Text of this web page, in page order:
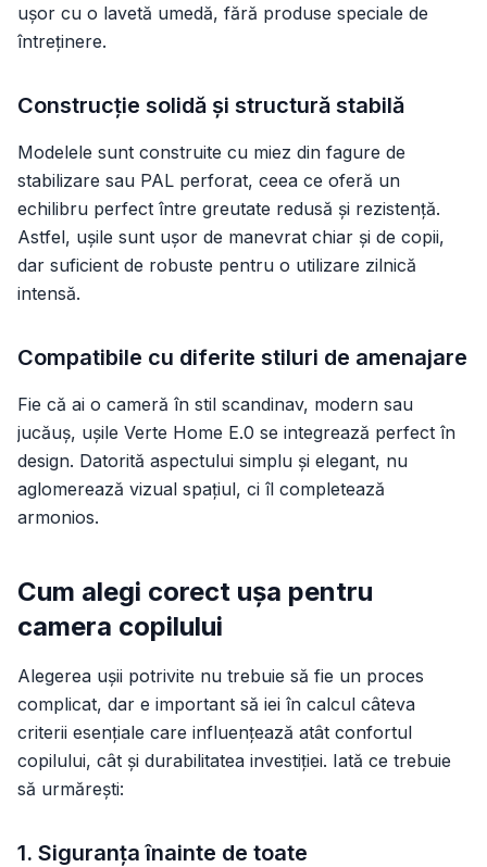
ușor cu o lavetă umedă, fără produse speciale de
întreținere.
Construcție solidă și structură stabilă
Modelele sunt construite cu miez din fagure de
stabilizare sau PAL perforat, ceea ce oferă un
echilibru perfect între greutate redusă și rezistență.
Astfel, ușile sunt ușor de manevrat chiar și de copii,
dar suficient de robuste pentru o utilizare zilnică
intensă.
Compatibile cu diferite stiluri de amenajare
Fie că ai o cameră în stil scandinav, modern sau
jucăuș, ușile Verte Home E.0 se integrează perfect în
design. Datorită aspectului simplu și elegant, nu
aglomerează vizual spațiul, ci îl completează
armonios.
Cum alegi corect ușa pentru
camera copilului
Alegerea ușii potrivite nu trebuie să fie un proces
complicat, dar e important să iei în calcul câteva
criterii esențiale care influențează atât confortul
copilului, cât și durabilitatea investiției. Iată ce trebuie
să urmărești:
1. Siguranța înainte de toate